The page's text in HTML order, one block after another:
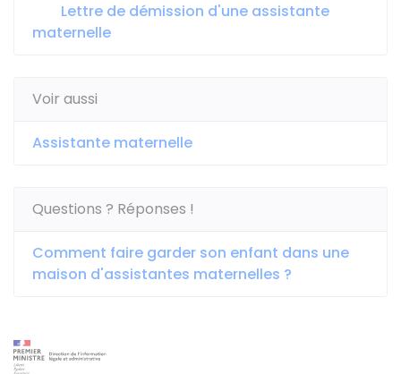
Lettre de démission d'une assistante
maternelle
Voir aussi
Assistante maternelle
Questions ? Réponses !
Comment faire garder son enfant dans une
maison d'assistantes maternelles ?